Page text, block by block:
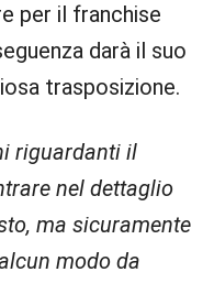
per il franchise
darà il suo
trasposizione.
riguardanti il
nel dettaglio
ma sicuramente
modo da